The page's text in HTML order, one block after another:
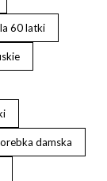
60 latki
damska